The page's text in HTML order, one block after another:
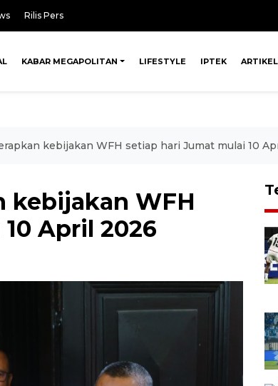
Rilis Pers
KABAR MEGAPOLITAN LIFESTYLE IPTEK ARTIKEL
kebijakan WFH setiap hari Jumat mulai 10
kebijakan WFH
April 2026